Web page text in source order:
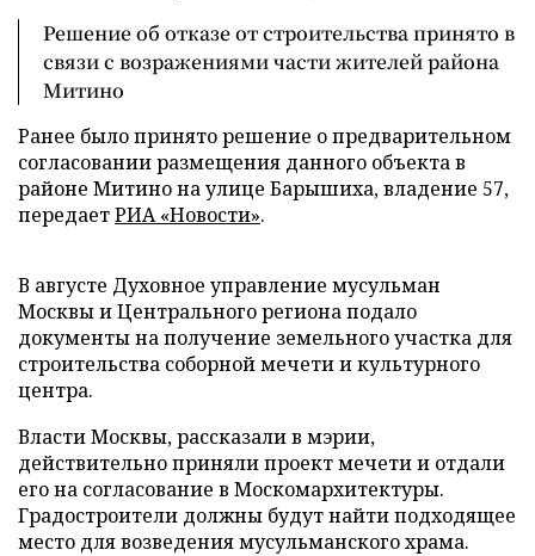
Решение об отказе от строительства принято в
связи с возражениями части жителей района
Митино
Ранее было принято решение о предварительном
согласовании размещения данного объекта в
районе Митино на улице Барышиха, владение 57,
передаетРИА «Новости».
В августе Духовное управление мусульман
Москвы и Центрального региона подало
документы на получение земельного участка для
строительства соборной мечети и культурного
центра.
Власти Москвы, рассказали в мэрии,
действительно приняли проект мечети и отдали
его на согласование в Москомархитектуры.
Градостроители должны будут найти подходящее
место для возведения мусульманского храма.